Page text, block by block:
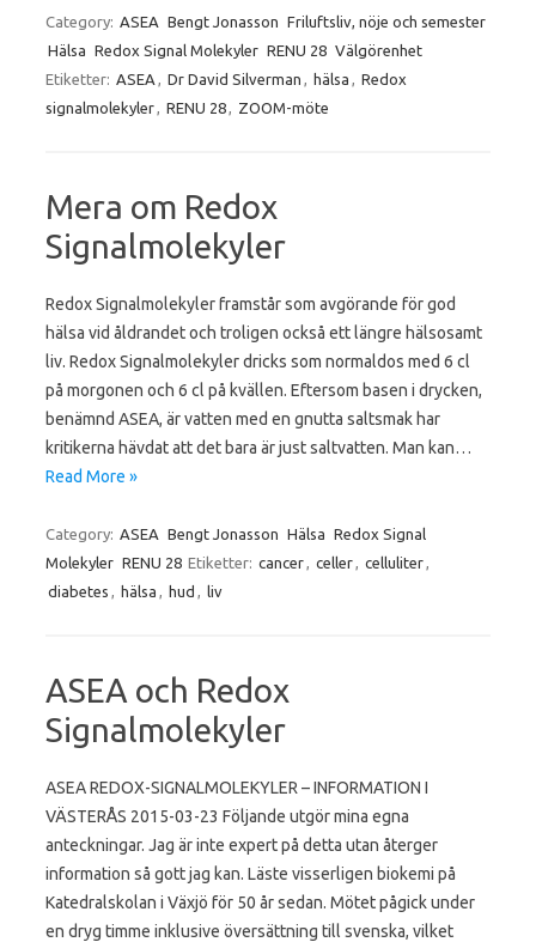
Category: ASEA Bengt Jonasson Friluftsliv, nöje och semester
Hälsa Redox Signal Molekyler RENU 28 Välgörenhet
Etiketter: ASEA , Dr David Silverman , hälsa , Redox
signalmolekyler, RENU 28, ZOOM-möte
Mera om Redox
Signalmolekyler
Redox Signalmolekyler framstår som avgörande för god
hälsa vid åldrandet och troligen också ett längre hälsosamt
liv. Redox Signalmolekyler dricks som normaldos med 6 cl
på morgonen och 6 cl på kvällen. Eftersom basen i drycken,
benämnd ASEA, är vatten med en gnutta saltsmak har
kritikerna hävdat att det bara är just saltvatten. Man kan…
Read More »
Category: ASEA Bengt Jonasson Hälsa Redox Signal
Molekyler RENU 28 Etiketter: cancer, celler, celluliter,
diabetes , hälsa , hud , liv
ASEA och Redox
Signalmolekyler
ASEA REDOX-SIGNALMOLEKYLER – INFORMATION I
VÄSTERÅS 2015-03-23 Följande utgör mina egna
anteckningar. Jag är inte expert på detta utan återger
information så gott jag kan. Läste visserligen biokemi på
Katedralskolan i Växjö för 50 år sedan. Mötet pågick under
en dryg timme inklusive översättning till svenska, vilket